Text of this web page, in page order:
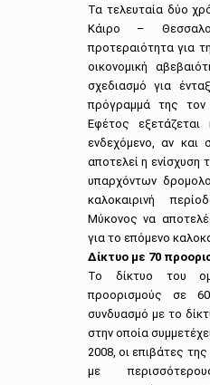
Τα τελευταία δύο
Κάιρο –
προτεραιότητα για
οικονομική
σχεδιασμό για
πρόγραμμά της τον
Εφέτος
ενδεχόμενο, αν και
αποτελεί η ενίσχυση
υπαρχόντων
καλοκαιρινή
Μύκονος να
για το επόμενο
Δίκτυο με 70
Το δίκτυο του
προορισμούς σε
συνδυασμό με το
στην οποία
2008, οι επιβάτες
με